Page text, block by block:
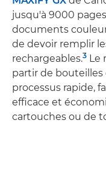
jusqu'à 9000
documents
de devoir remplir
rechargeables.3 Le
partir de
processus rapide,
efficace et
cartouches ou de